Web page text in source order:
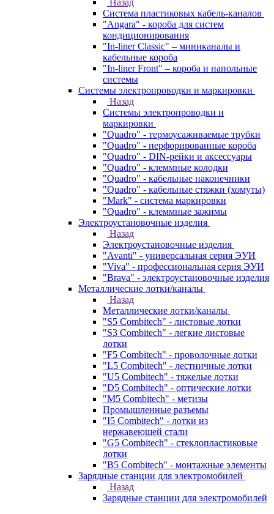
Назад
Система пластиковых кабель-каналов
"Angara" - короба для систем
кондиционирования
"In-liner Classic" – миниканалы и
кабельные короба
"In-liner Front" – короба и напольные
системы
Системы электропроводки и маркировки
Назад
Системы электропроводки и
маркировки
"Quadro" - термоусаживаемые трубки
"Quadro" - перфорированные короба
"Quadro" - DIN-рейки и аксессуары
"Quadro" - клеммные колодки
"Quadro" - кабельные наконечники
"Quadro" - кабельные стяжки (хомуты)
"Mark" - система маркировки
"Quadro" - клеммные зажимы
Электроустановочные изделия
Назад
Электроустановочные изделия
"Avanti" - универсальная серия ЭУИ
"Viva" - профессиональная серия ЭУИ
"Brava" - электроустановочные изделия
Металлические лотки/каналы
Назад
Металлические лотки/каналы
"S5 Combitech" - листовые лотки
"S3 Combitech" - легкие листовые
лотки
"F5 Combitech" - проволочные лотки
"L5 Combitech" - лестничные лотки
"U5 Combitech" - тяжелые лотки
"D5 Combitech" - оптические лотки
"M5 Combitech" - метизы
Промышленные разъемы
"I5 Combitech" - лотки из
нержавеющей стали
"G5 Combitech" - стеклопластиковые
лотки
"B5 Combitech" - монтажные элементы
Зарядные станции для электромобилей
Назад
Зарядные станции для электромобилей